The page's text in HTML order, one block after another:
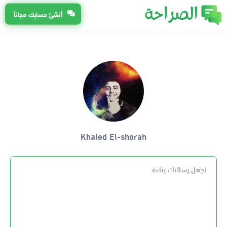
أنشئ حسابك مجاناً
Khaled El-shorah